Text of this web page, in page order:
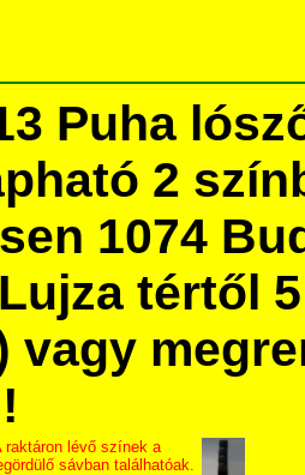
Puha
2
1074
tértől
vagy
raktáron lévő színek a
sávban találhatóak.